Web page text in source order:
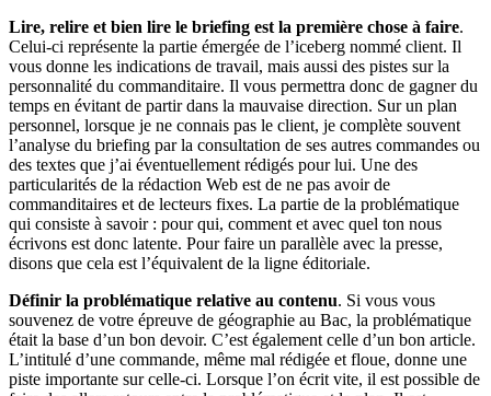
Lire, relire et bien lire le briefing est la première chose à faire.
Celui-ci représente la partie émergée de l’iceberg nommé client. Il
vous donne les indications de travail, mais aussi des pistes sur la
personnalité du commanditaire. Il vous permettra donc de gagner du
temps en évitant de partir dans la mauvaise direction. Sur un plan
personnel, lorsque je ne connais pas le client, je complète souvent
l’analyse du briefing par la consultation de ses autres commandes ou
des textes que j’ai éventuellement rédigés pour lui. Une des
particularités de la rédaction Web est de ne pas avoir de
commanditaires et de lecteurs fixes. La partie de la problématique
qui consiste à savoir : pour qui, comment et avec quel ton nous
écrivons est donc latente. Pour faire un parallèle avec la presse,
disons que cela est l’équivalent de la ligne éditoriale.
Définir la problématique relative au contenu. Si vous vous
souvenez de votre épreuve de géographie au Bac, la problématique
était la base d’un bon devoir. C’est également celle d’un bon article.
L’intitulé d’une commande, même mal rédigée et floue, donne une
piste importante sur celle-ci. Lorsque l’on écrit vite, il est possible de